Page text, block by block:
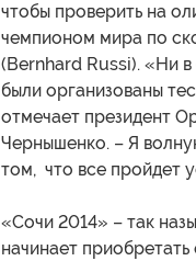
чтобы проверить на
чемпионом мира по
(Bernhard Russi). «Ни
были организованы
отмечает президент
Чернышенко. – Я
том, что все пройдет
«Сочи 2014» – так
начинает